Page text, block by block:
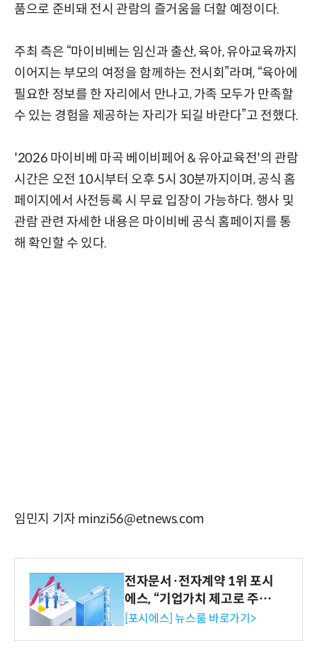
품으로 준비돼 전시 관람의 즐거움을 더할 예정이다.
주최 측은 “마이비베는 임신과 출산, 육아, 유아교육까지
이어지는 부모의 여정을 함께하는 전시회”라며, “육아에
필요한 정보를 한 자리에서 만나고, 가족 모두가 만족할
수 있는 경험을 제공하는 자리가 되길 바란다”고 전했다.
'2026 마이비베 마곡 베이비페어 & 유아교육전'의 관람
시간은 오전 10시부터 오후 5시 30분까지이며, 공식 홈
페이지에서 사전등록 시 무료 입장이 가능하다. 행사 및
관람 관련 자세한 내용은 마이비베 공식 홈페이지를 통
해 확인할 수 있다.
임민지 기자 minzi56@etnews.com
전자문서·전자계약 1위 포시
에스, “기업가치 제고로 주주
환원 강화” 계획 공시
[포시에스] 뉴스룸 바로가기>